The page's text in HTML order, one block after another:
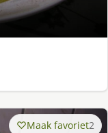
Maak favoriet2